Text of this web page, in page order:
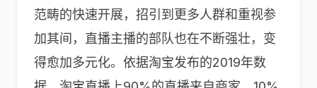
范畴的快速开展，招引到更多人群和重视参
加其间，直播主播的部队也在不断强壮，变
得愈加多元化。依据淘宝发布的2019年数